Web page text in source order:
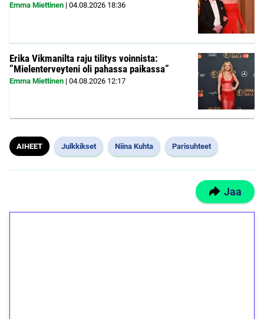
Emma Miettinen | 04.08.2026 18:36
Erika Vikmanilta raju tilitys voinnista:
”Mielenterveyteni oli pahassa paikassa”
Emma Miettinen | 04.08.2026 12:17
AIHEET Julkkikset Niina Kuhta Parisuhteet
Jaa